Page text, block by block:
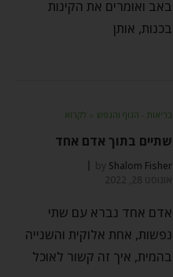
באב ואומרים את הקינות
בכנות, אותן
בריאות - הגוף והנפש ⬦ לקרוא
שתיים בתוך אדם אחד
by Shalom Fisher
אוגוסט 28, 2022
אדם אחד נברא עם שתי
נפשות, אחת אלוקית והשנייה
בהמית, איך זה קשור לאוכל